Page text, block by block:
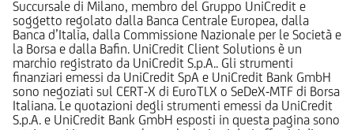
Succursale di Milano, membro del Gruppo UniCredit e
soggetto regolato dalla Banca Centrale Europea, dalla
Banca d’Italia, dalla Commissione Nazionale per le Società e
la Borsa e dalla Bafin. UniCredit Client Solutions è un
marchio registrato da UniCredit S.p.A.. Gli strumenti
finanziari emessi da UniCredit SpA e UniCredit Bank GmbH
sono negoziati sul CERT-X di EuroTLX o SeDeX-MTF di Borsa
Italiana. Le quotazioni degli strumenti emessi da UniCredit
S.p.A. e UniCredit Bank GmbH esposti in questa pagina sono